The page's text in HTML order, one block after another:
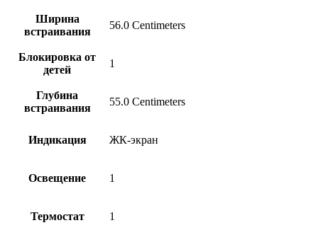
Ширина
встраивания
56.0 Centimeters
Блокировка от
детей
1
Глубина
встраивания
55.0 Centimeters
Индикация ЖК-экран
Освещение 1
Термостат 1